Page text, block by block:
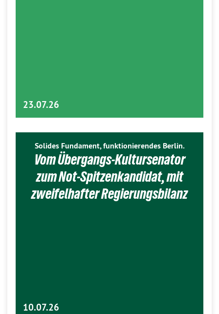
23.07.26
Solides Fundament, funktionierendes Berlin.
Vom Übergangs-Kultursenator
zum Not-Spitzenkandidat, mit
zweifelhafter Regierungsbilanz
10.07.26